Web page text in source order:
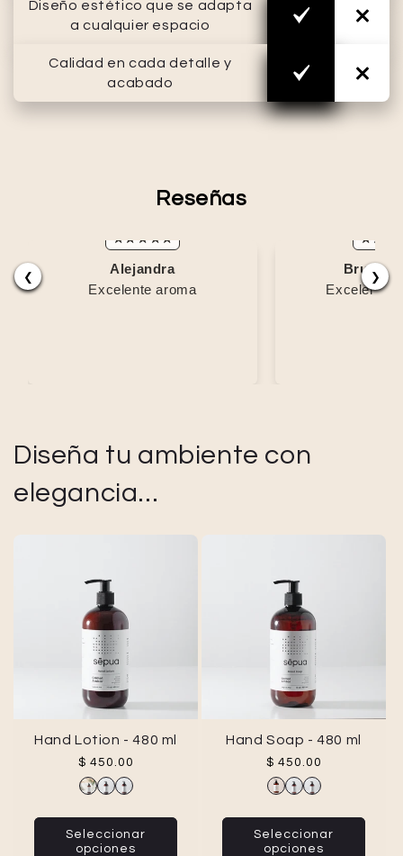
Diseño estético que se adapta
a cualquier espacio
Calidad en cada detalle y
acabado
Reseñas
❮ ❯
Alejandra
Excelente aroma
Bruno
Excelente
Diseña tu ambiente con
elegancia...
Hand Lotion - 480 ml
Precio habitual
$ 450.00
Seleccionar
opciones
Hand Soap - 480 ml
Precio habitual
$ 450.00
Seleccionar
opciones